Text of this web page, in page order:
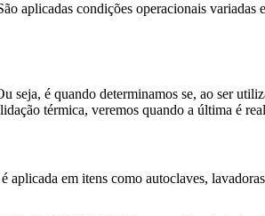
aplicadas condições operacionais
seja, é quando determinamos se, ao ser
térmica, veremos quando a última é
em itens como autoclaves,